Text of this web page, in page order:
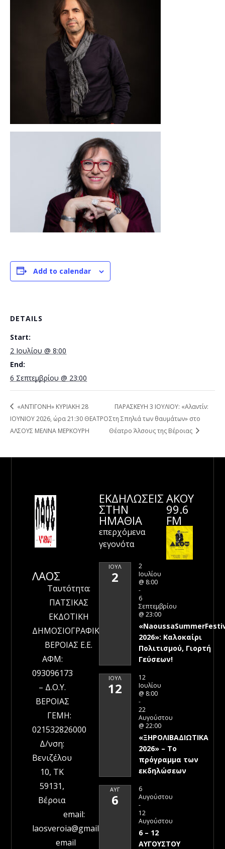
Add to calendar
DETAILS
Start:
2 Ιουλίου @ 8:00
End:
6 Σεπτεμβρίου @ 23:00
«ΑΝΤΙΓΟΝΗ» ΚΥΡΙΑΚΗ 28
ΙΟΥΝΙΟΥ 2026, ώρα 21:30 ΘΕΑΤΡΟ
ΑΛΣΟΥΣ ΜΕΛΙΝΑ ΜΕΡΚΟΥΡΗ
ΠΑΡΑΣΚΕΥΗ 3 ΙΟΥΛΙΟΥ: «Αλαντίν:
Στη Σπηλιά των θαυμάτων» στο
Θέατρο Άλσους της Βέροιας
ΛΑΟΣ
Ταυτότητα:
ΠΑΤΣΙΚΑΣ
ΕΚΔΟΤΙΚΗ
ΔΗΜΟΣΙΟΓΡΑΦΙΚΗ
ΒΕΡΟΙΑΣ Ε.Ε.
ΑΦΜ:
093096173
– Δ.Ο.Υ.
ΒΕΡΟΙΑΣ
ΓΕΜΗ:
021532826000
Δ/νση:
Βενιζέλου
10, ΤΚ
59131,
Βέροια
email:
laosveroia@gmail.com
email
ΕΚΔΗΛΩΣΕΙΣ
ΣΤΗΝ
ΗΜΑΘΊΑ
επερχόμενα
γεγονότα
ΙΟΎΛ
2
2
Ιουλίου
@ 8:00
-
6
Σεπτεμβρίου
@ 23:00
2026»: Καλοκαίρι
Πολιτισμού, Γιορτή
Γεύσεων!
ΙΟΎΛ
12
12
Ιουλίου
@ 8:00
-
22
Αυγούστου
@ 22:00
«ΞΗΡΟΛΙΒΑΔΙΩΤΙΚΑ
2026» – To
πρόγραμμα των
εκδηλώσεων
ΑΥΓ
6
6
Αυγούστου
-
12
Αυγούστου
6 – 12
ΑΥΓΟΥΣΤΟΥ
ΑΚΟΥ
99.6
FM